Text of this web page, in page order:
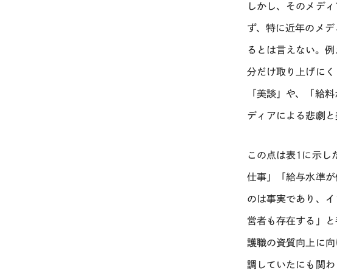
しかし、そのメデ
ず、特に近年のメ
るとは言えない。
分だけ取り上げに
「美談」や、「給
ディアによる悲劇
この点は表1に示し
仕事」「給与水準
のは事実であり、
営者も存在する」
護職の資質向上に
調していたにも関